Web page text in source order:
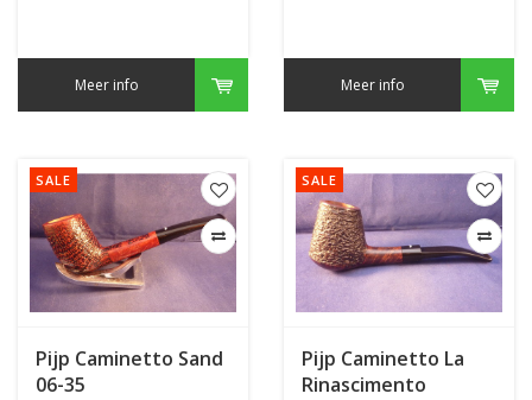
Meer info Meer info
SALE
Pijp Caminetto Sand
06-35
SALE
Pijp Caminetto La
Rinascimento